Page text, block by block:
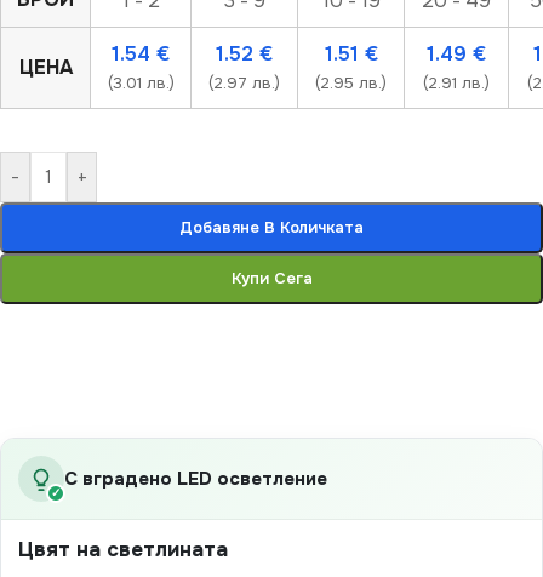
ЦЕНА
1.54 €
(3.01 лв.)
1.52 €
(2.97 лв.)
1.51 €
(2.95 лв.)
1.49 €
(2.91 лв.)
- +
Добавяне В Количката
Купи Сега
✓
С вградено LED осветление
Цвят на светлината